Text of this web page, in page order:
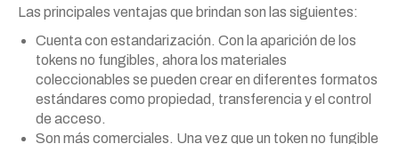
Las principales ventajas que brindan son las siguientes:
Cuenta con estandarización. Con la aparición de los
tokens no fungibles, ahora los materiales
coleccionables se pueden crear en diferentes formatos
estándares como propiedad, transferencia y el control
de acceso.
Son más comerciales. Una vez que un token no fungible